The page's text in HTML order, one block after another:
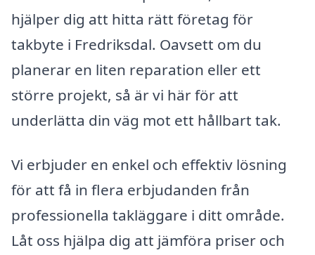
hjälper dig att hitta rätt företag för
takbyte i Fredriksdal. Oavsett om du
planerar en liten reparation eller ett
större projekt, så är vi här för att
underlätta din väg mot ett hållbart tak.
Vi erbjuder en enkel och effektiv lösning
för att få in flera erbjudanden från
professionella takläggare i ditt område.
Låt oss hjälpa dig att jämföra priser och